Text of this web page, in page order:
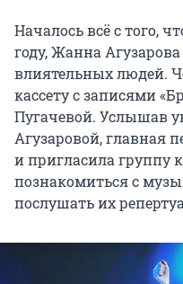
Началось всё с того,
году, Жанна
влиятельных людей.
кассету с записями
Пугачевой. Услышав
Агузаровой, главная
и пригласила группу
познакомиться с
послушать их